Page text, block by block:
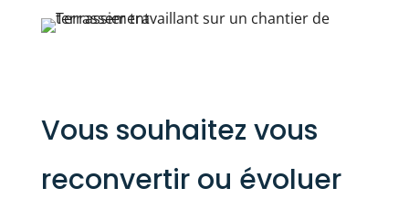
Vous souhaitez vous
reconvertir ou évoluer